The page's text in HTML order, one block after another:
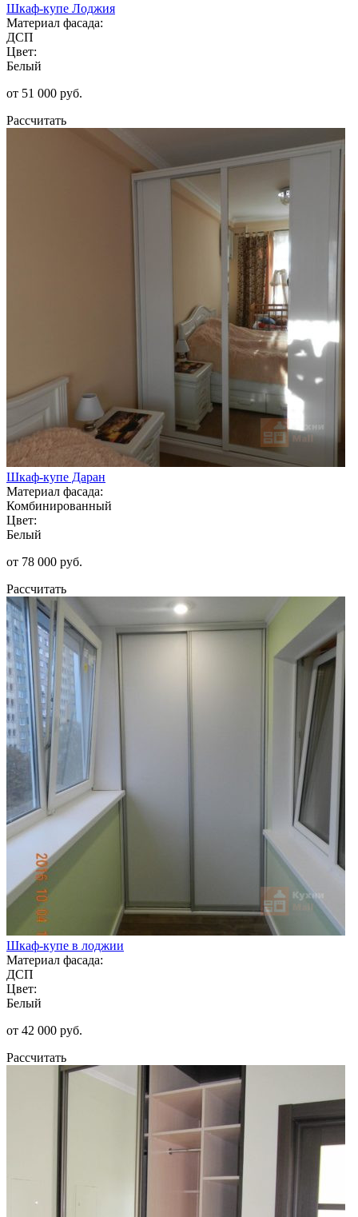
Шкаф-купе Лоджия
Материал фасада:
ДСП
Цвет:
Белый
от 51 000 руб.
Рассчитать
Шкаф-купе Даран
Материал фасада:
Комбинированный
Цвет:
Белый
от 78 000 руб.
Рассчитать
Шкаф-купе в лоджии
Материал фасада:
ДСП
Цвет:
Белый
от 42 000 руб.
Рассчитать